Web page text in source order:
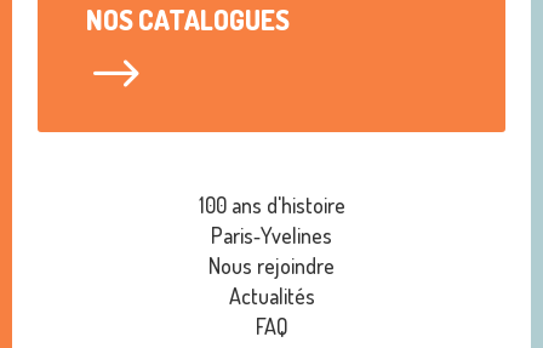
NOS CATALOGUES
$
100 ans d'histoire
Paris‑Yvelines
Nous rejoindre
Actualités
FAQ